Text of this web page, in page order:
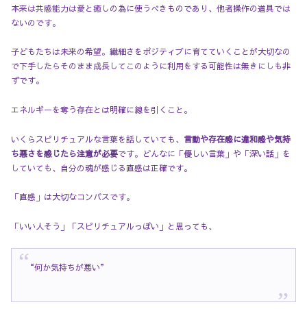
本来は共感能力は愛と癒しの為に使うべきものであり、他者操作の道具では
ないのです。
子どもたちは未来の希望。繊細さをポジティブに育てていくことが大切なの
で下手したらそのまま成長してこのように利用をする可能性は無きにしも非
ずです。
エネルギーを奪う存在とは明確に線を引くこと。
いくらスピリチュアルな言葉を話していても、 言動や存在感に違和感や気持
ち悪さを感じたら注意が必要です。どんなに「優しい言葉」や「深い話」を
していても、自分の魂が感じる直感は正確です。
「直感」は大切なコンパスです。
「いい人そう」「スピリチュアルっぽい」と思っても、
“何か気持ちが悪い”